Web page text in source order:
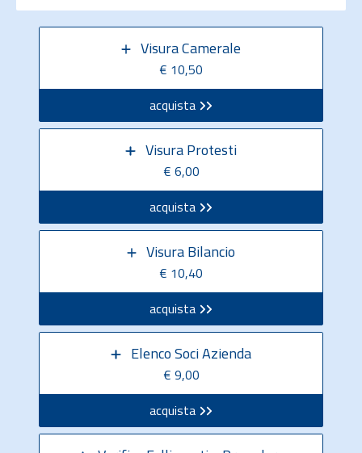
Visura Camerale
€ 10,50
acquista
Visura Protesti
€ 6,00
acquista
Visura Bilancio
€ 10,40
acquista
Elenco Soci Azienda
€ 9,00
acquista